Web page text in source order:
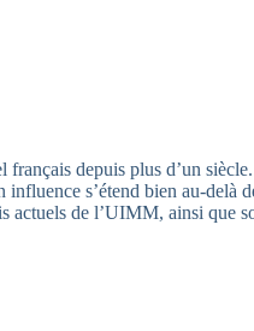
depuis plus d’un
s’étend bien au-delà
de l’UIMM, ainsi que